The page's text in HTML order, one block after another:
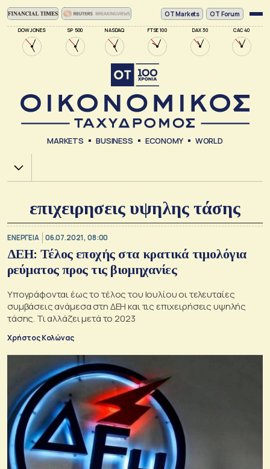
DOW JONES SP 500 NASDAQ FTSE 100 DAX 30 CAC 40
ΟΤ Markets OT Forum
MARKETS BUSINESS ECONOMY WORLD
Χ.Α.
επιχειρησεις υψηλης τάσης
ΕΝΕΡΓΕΙΑ 06.07.2021, 08:00
ΔΕΗ: Τέλος εποχής στα κρατικά τιμολόγια
ρεύματος προς τις βιομηχανίες
Υπογράφονται έως το τέλος του Ιουλίου οι τελευταίες
συμβάσεις ανάμεσα στη ΔΕΗ και τις επιχειρήσεις υψηλής
τάσης. Τι αλλάζει μετά το 2023
Χρήστος Κολώνας